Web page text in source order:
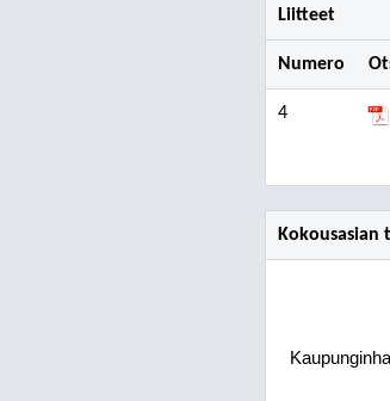
Liitteet
Numero
4
Kokousasian